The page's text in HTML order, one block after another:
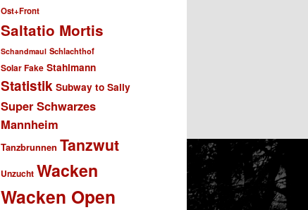
Ost+Front
Saltatio Mortis
Schandmaul Schlachthof
Solar Fake Stahlmann
Statistik Subway to Sally
Super Schwarzes
Mannheim
Tanzbrunnen Tanzwut
Unzucht Wacken
Wacken Open